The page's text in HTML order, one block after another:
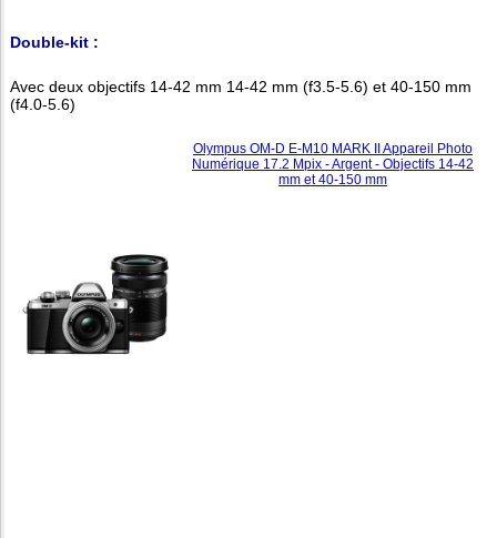
Double-kit :
Avec deux objectifs 14-42 mm 14-42 mm (f3.5-5.6) et 40-150 mm
(f4.0-5.6)
Olympus OM-D E-M10 MARK II Appareil Photo
Numérique 17.2 Mpix - Argent - Objectifs 14-42
mm et 40-150 mm